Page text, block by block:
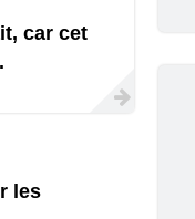
car cet
les